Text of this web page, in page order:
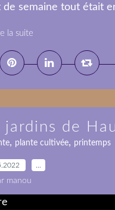
semaine tout était
la suite
de
, plante cultivée, printemps
manou